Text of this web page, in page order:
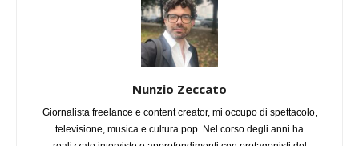
Nunzio Zeccato
Giornalista freelance e content creator, mi occupo di spettacolo,
televisione, musica e cultura pop. Nel corso degli anni ha